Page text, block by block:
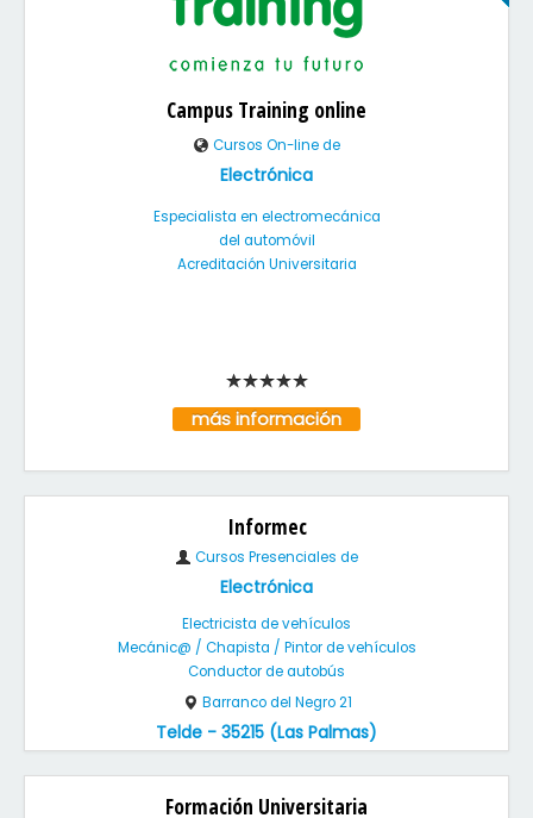
Campus Training online
Cursos On-line de
Electrónica
Especialista en electromecánica
del automóvil
Acreditación Universitaria
más información
Informec
Cursos Presenciales de
Electrónica
Electricista de vehículos
Mecánic@ / Chapista / Pintor de vehículos
Conductor de autobús
Barranco del Negro 21
Telde - 35215 (Las Palmas)
Formación Universitaria